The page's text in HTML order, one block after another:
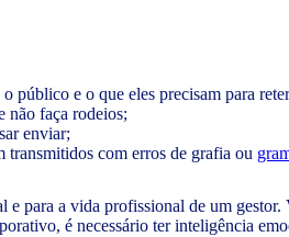
público e o que eles precisam para
não faça rodeios;
enviar;
transmitidos com erros de grafia ou
para a vida profissional de um
é necessário ter inteligência